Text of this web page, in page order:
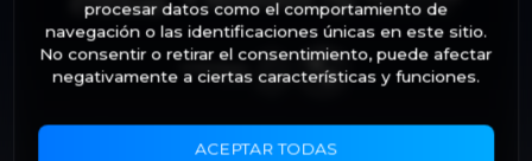
procesar datos como el comportamiento de
navegación o las identificaciones únicas en este sitio.
No consentir o retirar el consentimiento, puede afectar
negativamente a ciertas características y funciones.
ACEPTAR TODAS